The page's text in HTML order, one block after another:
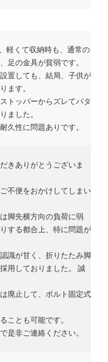
軽くて収納時も、通常の
足の金具が貧弱です。
置しても、結局、子供が
ます。
トッパーからズレてパタ
ました。
久性に問題ありです。
きありがとうございま
不便をおかけしてしまい
脚先横方向の負荷に弱
する都合上、特に問題が
識が甘く、折りたたみ脚
用しておりました。 誠
廃止して、ボルト固定式
ことも可能です。
是非ご連絡ください。